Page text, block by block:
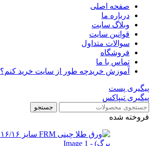
صفحه اصلی
درباره ما
وبلاگ سایت
قوانین سایت
سوالات متداول
فروشگاه
تماس با ما
آموزش خریدچه طور از سایت خرید کنم؟
پیگیری پست
پیگیری تیپاکس
جستجو
فروخته شده